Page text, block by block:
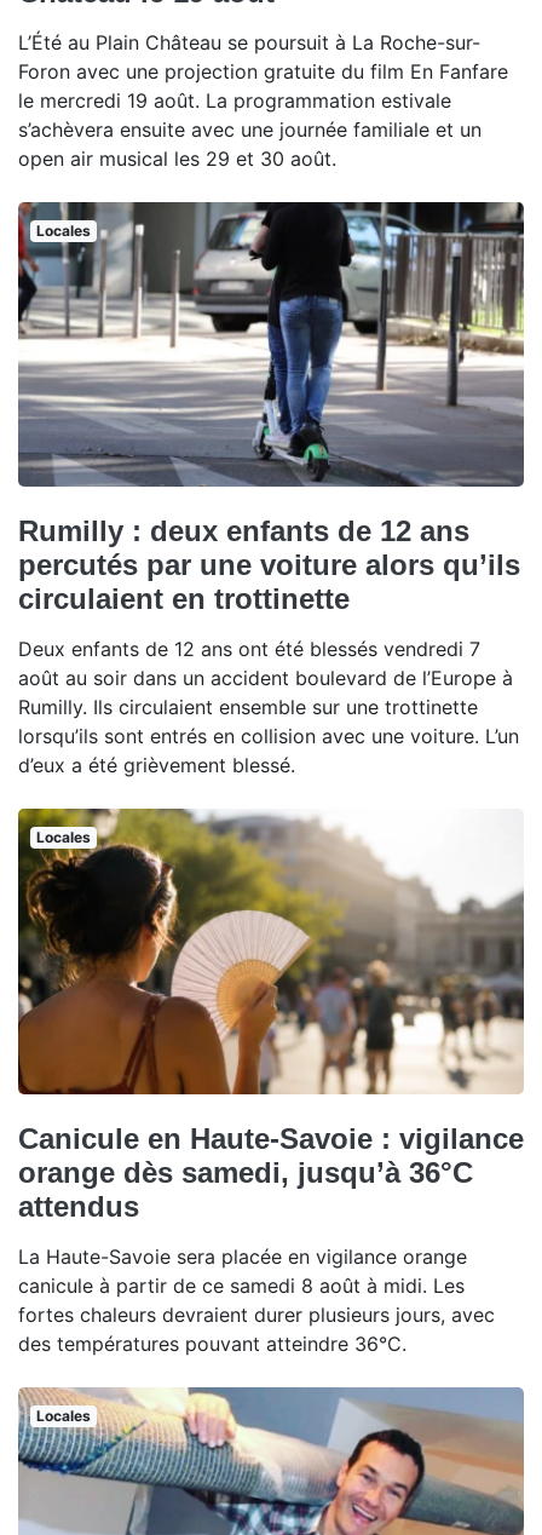
L’Été au Plain Château se poursuit à La Roche-sur-
Foron avec une projection gratuite du film En Fanfare
le mercredi 19 août. La programmation estivale
s’achèvera ensuite avec une journée familiale et un
open air musical les 29 et 30 août.
Locales
Rumilly : deux enfants de 12 ans
percutés par une voiture alors qu’ils
circulaient en trottinette
Deux enfants de 12 ans ont été blessés vendredi 7
août au soir dans un accident boulevard de l’Europe à
Rumilly. Ils circulaient ensemble sur une trottinette
lorsqu’ils sont entrés en collision avec une voiture. L’un
d’eux a été grièvement blessé.
Locales
Canicule en Haute-Savoie : vigilance
orange dès samedi, jusqu’à 36°C
attendus
La Haute-Savoie sera placée en vigilance orange
canicule à partir de ce samedi 8 août à midi. Les
fortes chaleurs devraient durer plusieurs jours, avec
des températures pouvant atteindre 36°C.
Locales